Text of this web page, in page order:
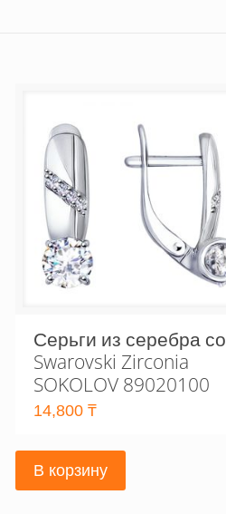
Серьги из серебра со
Swarovski Zirconia
SOKOLOV 89020100
14,800 ₸
В корзину